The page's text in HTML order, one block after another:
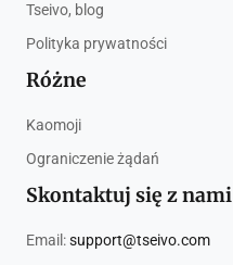
Tseivo, blog
Polityka prywatności
Różne
Kaomoji
Ograniczenie żądań
Skontaktuj się z nami
Email:support@tseivo.com